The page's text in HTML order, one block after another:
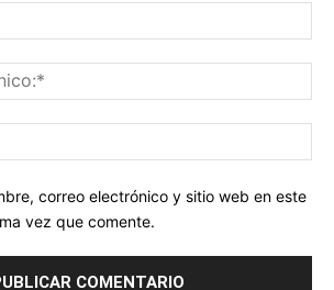
correo electrónico y sitio web en este
vez que comente.